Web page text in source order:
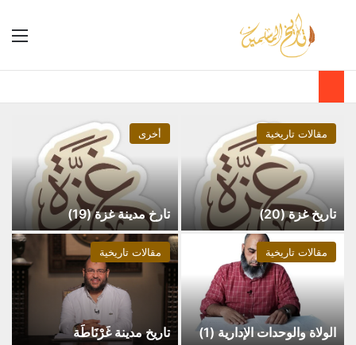
مقالات تاريخية
تاريخ غزة (20)
أخرى
تارخ مدينة غزة (19)
مقالات تاريخية
الولاة والوحدات الإدارية (1)
مقالات تاريخية
تاريخ مدينة غَرْنَاطَة